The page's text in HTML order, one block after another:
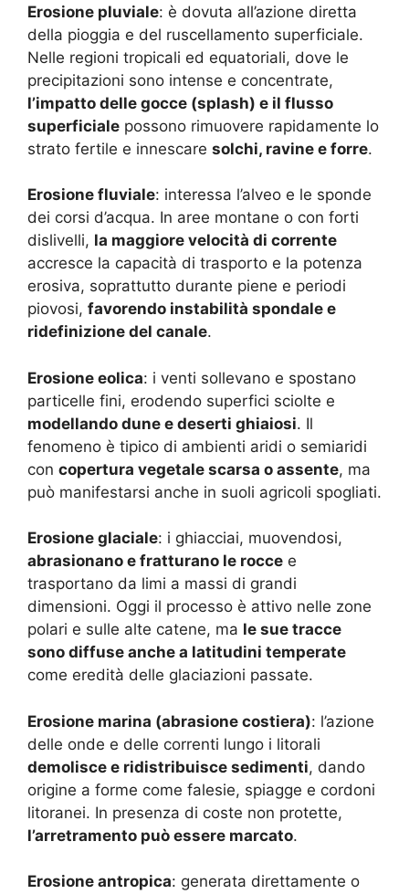
Erosione pluviale: è dovuta all’azione diretta
della pioggia e del ruscellamento superficiale.
Nelle regioni tropicali ed equatoriali, dove le
precipitazioni sono intense e concentrate,
l’impatto delle gocce (splash) e il flusso
superficiale possono rimuovere rapidamente lo
strato fertile e innescare solchi, ravine e forre.
Erosione fluviale: interessa l’alveo e le sponde
dei corsi d’acqua. In aree montane o con forti
dislivelli, la maggiore velocità di corrente
accresce la capacità di trasporto e la potenza
erosiva, soprattutto durante piene e periodi
piovosi, favorendo instabilità spondale e
ridefinizione del canale.
Erosione eolica: i venti sollevano e spostano
particelle fini, erodendo superfici sciolte e
modellando dune e deserti ghiaiosi. Il
fenomeno è tipico di ambienti aridi o semiaridi
con copertura vegetale scarsa o assente, ma
può manifestarsi anche in suoli agricoli spogliati.
Erosione glaciale: i ghiacciai, muovendosi,
abrasionano e fratturano le rocce e
trasportano da limi a massi di grandi
dimensioni. Oggi il processo è attivo nelle zone
polari e sulle alte catene, ma le sue tracce
sono diffuse anche a latitudini temperate
come eredità delle glaciazioni passate.
Erosione marina (abrasione costiera): l’azione
delle onde e delle correnti lungo i litorali
demolisce e ridistribuisce sedimenti, dando
origine a forme come falesie, spiagge e cordoni
litoranei. In presenza di coste non protette,
l’arretramento può essere marcato.
Erosione antropica: generata direttamente o